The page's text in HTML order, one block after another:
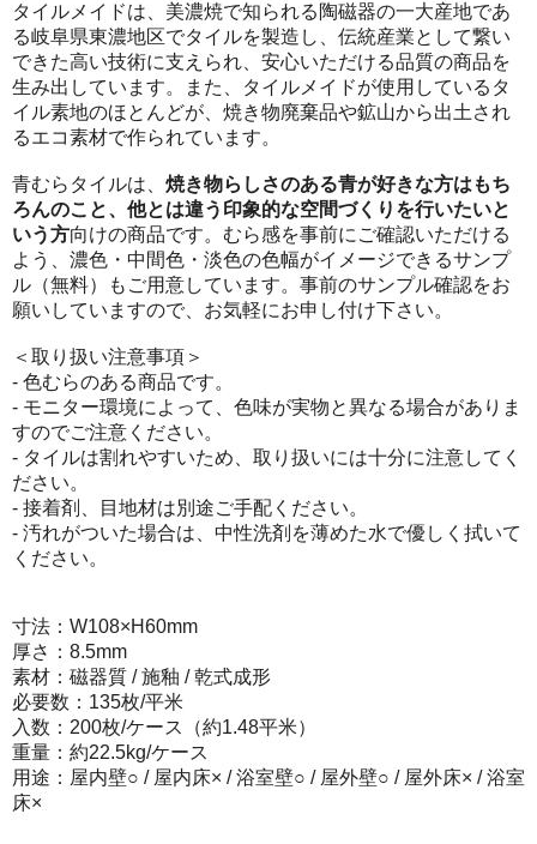
タイルメイドは、美濃焼で知られる陶磁器の一大産地であ
る岐阜県東濃地区でタイルを製造し、伝統産業として繋い
できた高い技術に支えられ、安心いただける品質の商品を
生み出しています。また、タイルメイドが使用しているタ
イル素地のほとんどが、焼き物廃棄品や鉱山から出土され
るエコ素材で作られています。
青むらタイルは、 焼き物らしさのある青が好きな方はもち
ろんのこと、他とは違う印象的な空間づくりを行いたいと
いう方向けの商品です。むら感を事前にご確認いただける
よう、濃色・中間色・淡色の色幅がイメージできるサンプ
ル（無料）もご用意しています。事前のサンプル確認をお
願いしていますので、お気軽にお申し付け下さい。
＜取り扱い注意事項＞
- 色むらのある商品です。
- モニター環境によって、色味が実物と異なる場合がありま
すのでご注意ください。
- タイルは割れやすいため、取り扱いには十分に注意してく
ださい。
- 接着剤、目地材は別途ご手配ください。
- 汚れがついた場合は、中性洗剤を薄めた水で優しく拭いて
ください。
寸法：W108×H60mm
厚さ：8.5mm
素材：磁器質 / 施釉 / 乾式成形
必要数：135枚/平米
入数：200枚/ケース（約1.48平米）
重量：約22.5kg/ケース
用途：屋内壁○ / 屋内床× / 浴室壁○ / 屋外壁○ / 屋外床× / 浴室
床×